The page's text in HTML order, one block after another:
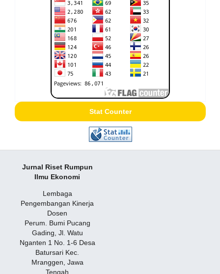
Stat Counter
Jurnal Riset Rumpun
Ilmu Ekonomi
Lembaga
Pengembangan Kinerja
Dosen
Perum. Bumi Pucang
Gading, Jl. Watu
Nganten 1 No. 1-6 Desa
Batursari Kec.
Mranggen, Jawa
Tengah